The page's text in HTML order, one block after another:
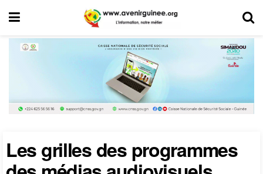
Les grilles des programmes